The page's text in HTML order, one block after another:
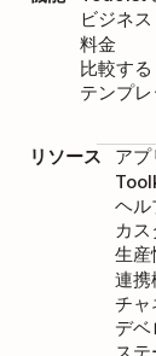
ビジネス
料金
比較する
テンプレ
リソース
ア
ヘル
カ
生産
連携
チャ
デベ